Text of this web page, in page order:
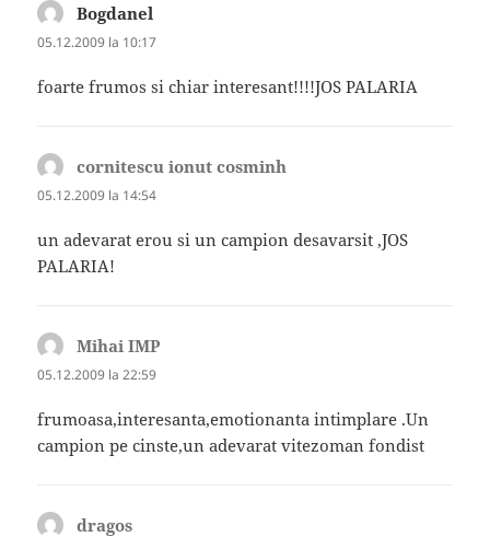
Bogdanel
05.12.2009 la 10:17
foarte frumos si chiar interesant!!!!JOS PALARIA
cornitescu ionut cosminh
05.12.2009 la 14:54
un adevarat erou si un campion desavarsit ,JOS
PALARIA!
Mihai IMP
05.12.2009 la 22:59
frumoasa,interesanta,emotionanta intimplare .Un
campion pe cinste,un adevarat vitezoman fondist
dragos